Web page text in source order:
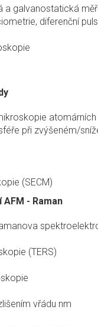
galvanostatická
diferenční
atomárních
při zvýšeném/
(SECM)
- Raman
(TERS)
vřádu nm